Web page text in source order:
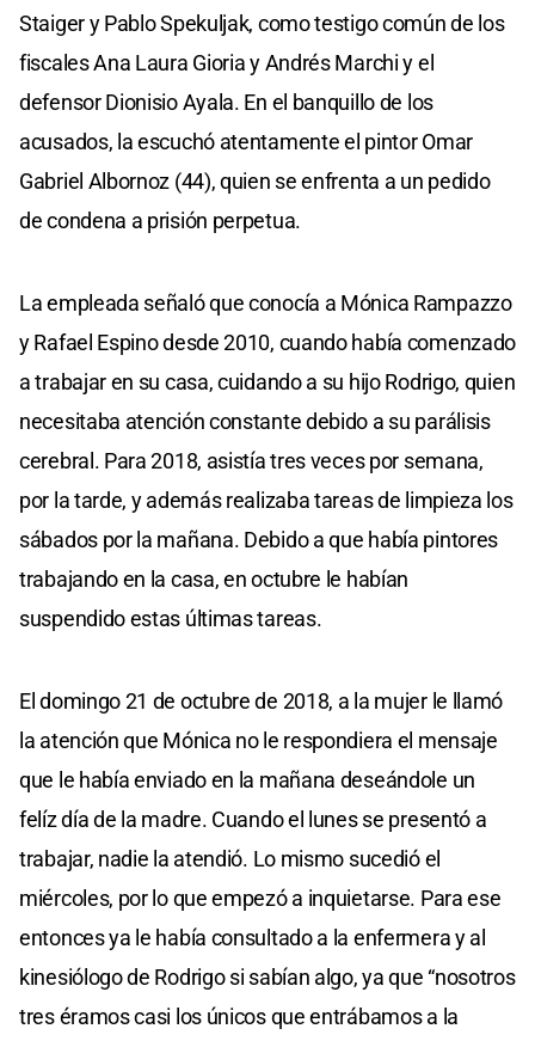
Staiger y Pablo Spekuljak, como testigo común de los
fiscales Ana Laura Gioria y Andrés Marchi y el
defensor Dionisio Ayala. En el banquillo de los
acusados, la escuchó atentamente el pintor Omar
Gabriel Albornoz (44), quien se enfrenta a un pedido
de condena a prisión perpetua.
La empleada señaló que conocía a Mónica Rampazzo
y Rafael Espino desde 2010, cuando había comenzado
a trabajar en su casa, cuidando a su hijo Rodrigo, quien
necesitaba atención constante debido a su parálisis
cerebral. Para 2018, asistía tres veces por semana,
por la tarde, y además realizaba tareas de limpieza los
sábados por la mañana. Debido a que había pintores
trabajando en la casa, en octubre le habían
suspendido estas últimas tareas.
El domingo 21 de octubre de 2018, a la mujer le llamó
la atención que Mónica no le respondiera el mensaje
que le había enviado en la mañana deseándole un
felíz día de la madre. Cuando el lunes se presentó a
trabajar, nadie la atendió. Lo mismo sucedió el
miércoles, por lo que empezó a inquietarse. Para ese
entonces ya le había consultado a la enfermera y al
kinesiólogo de Rodrigo si sabían algo, ya que “nosotros
tres éramos casi los únicos que entrábamos a la